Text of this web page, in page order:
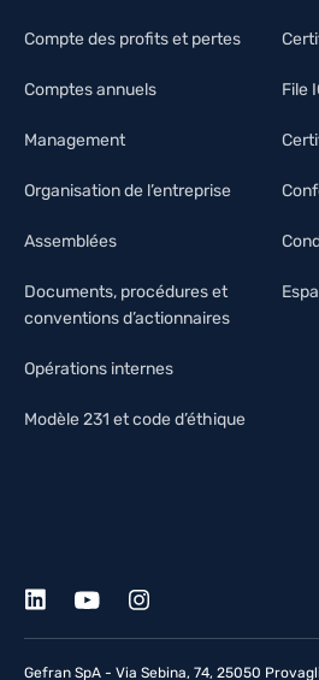
Compte des profits et pertes
Comptes annuels
Management
Organisation de l’entreprise
Assemblées
Documents, procédures et
conventions d’actionnaires
Opérations internes
Modèle 231 et code d’éthique
File
Gefran SpA - Via Sebina, 74, 25050